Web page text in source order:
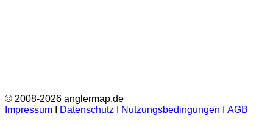
© 2008-2026 anglermap.de
Impressum
Datenschutz Nutzungsbedingungen AGB